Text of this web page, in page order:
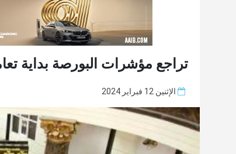
تراجع مؤشرات البورصة بداية تعاملات
الإثنين 12 فبراير 2024